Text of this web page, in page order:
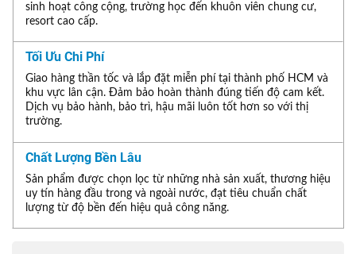
sinh hoạt công cộng, trường học đến khuôn viên chung cư,
resort cao cấp.
Tối Ưu Chi Phí
Giao hàng thần tốc và lắp đặt miễn phí tại thành phố HCM và
khu vực lân cận. Đảm bảo hoàn thành đúng tiến độ cam kết.
Dịch vụ bảo hành, bảo trì, hậu mãi luôn tốt hơn so với thị
trường.
Chất Lượng Bền Lâu
Sản phẩm được chọn lọc từ những nhà sản xuất, thương hiệu
uy tín hàng đầu trong và ngoài nước, đạt tiêu chuẩn chất
lượng từ độ bền đến hiệu quả công năng.